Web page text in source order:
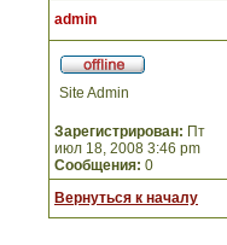
admin
Site Admin
Зарегистрирован: Пт
июл 18, 2008 3:46 pm
Сообщения: 0
Вернуться к началу